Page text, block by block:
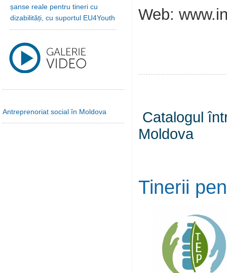
șanse reale pentru tineri cu
dizabilități, cu suportul EU4Youth
Antreprenoriat social în Moldova
Web:
Catalogul
Moldova
Tinerii